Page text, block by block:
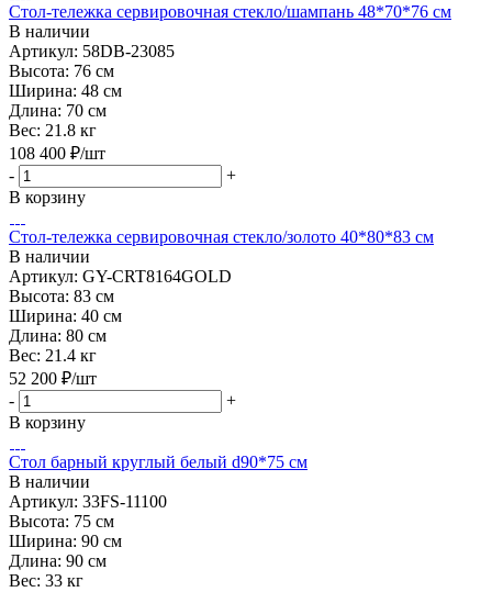
Стол-тележка сервировочная стекло/шампань 48*70*76 см
В наличии
Артикул: 58DB-23085
Высота: 76 см
Ширина: 48 см
Длина: 70 см
Вес: 21.8 кг
108 400 ₽/шт
-
+
В корзину
Стол-тележка сервировочная стекло/золото 40*80*83 см
В наличии
Артикул: GY-CRT8164GOLD
Высота: 83 см
Ширина: 40 см
Длина: 80 см
Вес: 21.4 кг
52 200 ₽/шт
-
+
В корзину
Стол барный круглый белый d90*75 см
В наличии
Артикул: 33FS-11100
Высота: 75 см
Ширина: 90 см
Длина: 90 см
Вес: 33 кг